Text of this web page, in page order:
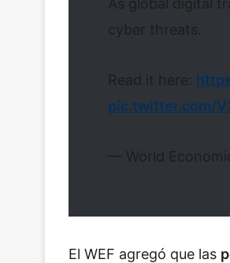
As global digital
cyber threats.
Read it here:
pic.twitter.com/
— World
El WEF agregó que las